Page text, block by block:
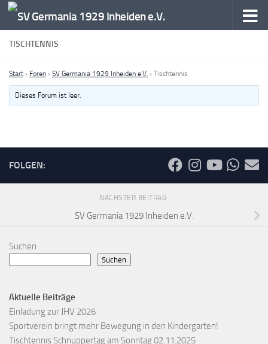
Zum Inhalt springen
TISCHTENNIS
Start › Foren › SV Germania 1929 Inheiden e.V. › Tischtennis
Dieses Forum ist leer.
FOLGEN:
NÄCHSTER BEITRAG
SV Germania 1929 Inheiden e.V.
Suchen
Suchen
Aktuelle Beiträge
Einladung zur JHV 2026
Sportverein bringt mehr Bewegung in den Kindergarten!
Tischtennis Schnuppertag am Sonntag 02.11.2025